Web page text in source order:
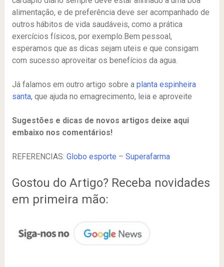
alimentação, e de preferência deve ser acompanhado de
outros hábitos de vida saudáveis, como a prática
exercícios físicos, por exemplo.Bem pessoal,
esperamos que as dicas sejam uteis e que consigam
com sucesso aproveitar os benefícios da agua.
Já falamos em outro artigo sobre a planta espinheira
santa, que ajuda no emagrecimento, leia e aproveite
Sugestões e dicas de novos artigos deixe aqui
embaixo nos comentários!
REFERENCIAS: Globo esporte – Superafarma
Gostou do Artigo? Receba novidades
em primeira mão: